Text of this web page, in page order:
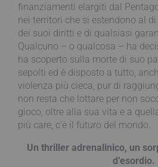
finanziamenti elargiti dal
nei territori che si estendono al
dei suoi diritti e di qualsiasi
Qualcuno – o qualcosa – ha
ha scoperto sulla morte di suo
sepolti ed è disposto a tutto,
violenza più cieca, pur di
non resta che lottare per non
gioco, oltre alla sua vita e a
più care, c’è il futuro del mondo.
Un thriller adrenalinico, un
d’esordio.